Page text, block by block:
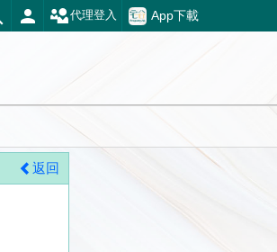
App下載
代理登入
返回